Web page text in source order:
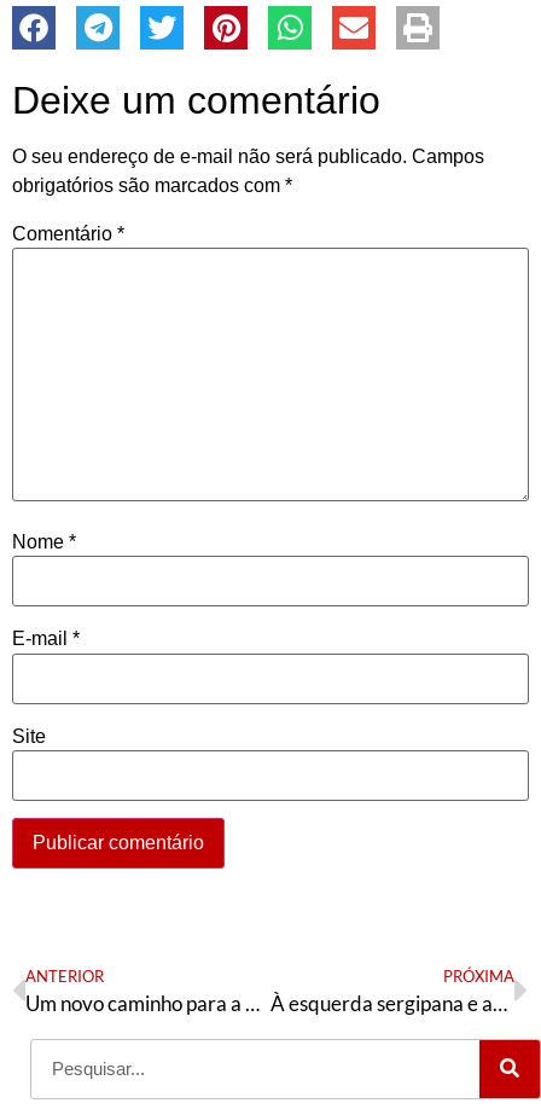
Deixe um comentário
O seu endereço de e-mail não será publicado. Campos
obrigatórios são marcados com *
Comentário *
Nome *
E-mail *
Site
ANTERIOR
Um novo caminho para a esquerda
PRÓXIMA
À esquerda sergipana e aos petistas